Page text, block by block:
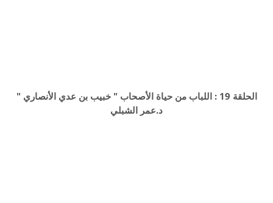
الحلقة 19 : اللباب من حياة الأصحاب " خبيب بن عدي الأنصاري "
د.عمر الشبلي